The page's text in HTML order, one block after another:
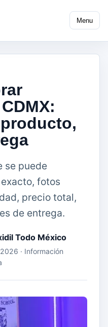
Menu
se puede
fotos
precio total,
de entrega.
Todo México
· Información